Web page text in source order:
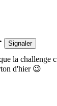
Signaler
que la challenge
d'hier 😉